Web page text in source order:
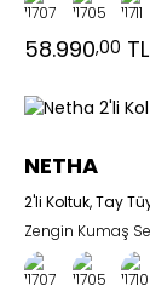
58.990,00 TL
NETHA
2'li Koltuk, Tay
Zengin Kumaş